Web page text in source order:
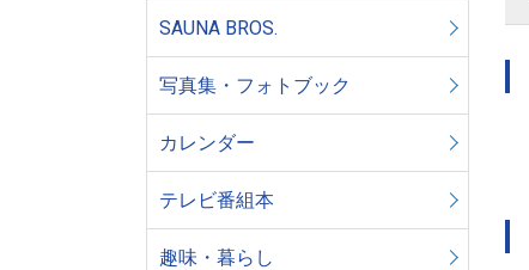
SAUNA BROS.
写真集・フォトブック
カレンダー
テレビ番組本
趣味・暮らし